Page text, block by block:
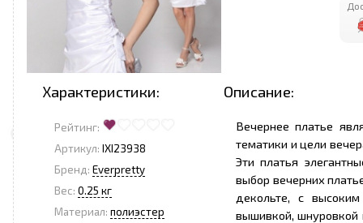
Характеристики: Описание:
Рейтинг:
Артикул: IXI23938
Бренд: Everpretty
Вес: 0.25 кг
Материал: полиэстер
Вечернее платье
тематики и цели
Эти платья
выбор вечерних
декольте, с
вышивкой, шнуровкой